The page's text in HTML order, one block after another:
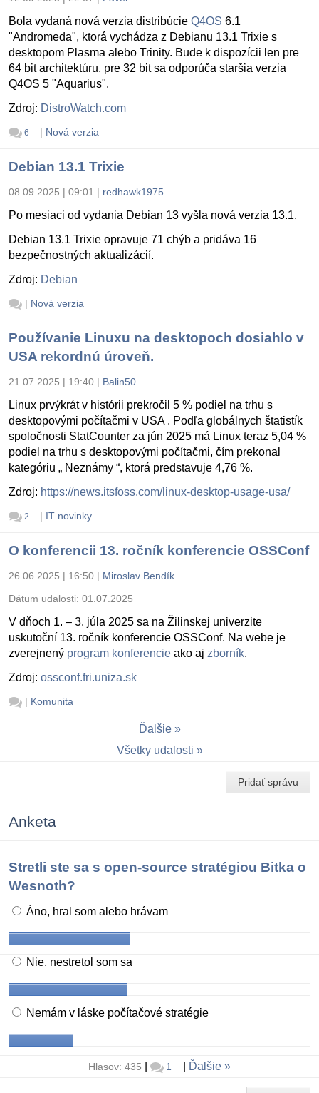
Bola vydaná nová verzia distribúcie Q4OS 6.1
"Andromeda", ktorá vychádza z Debianu 13.1 Trixie s
desktopom Plasma alebo Trinity. Bude k dispozícii len pre
64 bit architektúru, pre 32 bit sa odporúča staršia verzia
Q4OS 5 "Aquarius".
Zdroj: DistroWatch.com
6 | Nová verzia
Debian 13.1 Trixie
08.09.2025 | 09:01 | redhawk1975
Po mesiaci od vydania Debian 13 vyšla nová verzia 13.1.
Debian 13.1 Trixie opravuje 71 chýb a pridáva 16
bezpečnostných aktualizácií.
Zdroj: Debian
| Nová verzia
Používanie Linuxu na desktopoch dosiahlo v
USA rekordnú úroveň.
21.07.2025 | 19:40 | Balin50
Linux prvýkrát v histórii prekročil 5 % podiel na trhu s
desktopovými počítačmi v USA . Podľa globálnych štatistík
spoločnosti StatCounter za jún 2025 má Linux teraz 5,04 %
podiel na trhu s desktopovými počítačmi, čím prekonal
kategóriu „ Neznámy “, ktorá predstavuje 4,76 %.
Zdroj: https://news.itsfoss.com/linux-desktop-usage-usa/
2 | IT novinky
O konferencii 13. ročník konferencie OSSConf
26.06.2025 | 16:50 | Miroslav Bendík
Dátum udalosti: 01.07.2025
V dňoch 1. – 3. júla 2025 sa na Žilinskej univerzite
uskutoční 13. ročník konferencie OSSConf. Na webe je
zverejnený program konferencie ako aj zborník.
Zdroj: ossconf.fri.uniza.sk
| Komunita
Ďalšie
Všetky udalosti
Pridať správu
Anketa
Stretli ste sa s open-source stratégiou Bitka o
Wesnoth?
Áno, hral som alebo hrávam
Nie, nestretol som sa
Nemám v láske počítačové stratégie
Hlasov: 435 1 Ďalšie